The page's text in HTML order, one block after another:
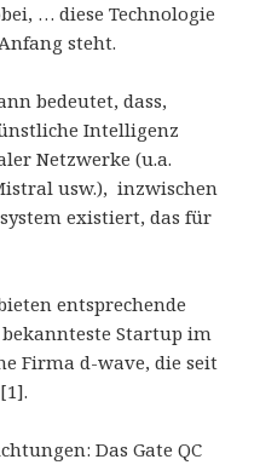
… diese Technologie
steht.
bedeutet, dass,
Intelligenz
Netzwerke (u.a.
usw.), inzwischen
existiert, das für
entsprechende
Startup im
Firma d-wave, die seit
Das Gate QC